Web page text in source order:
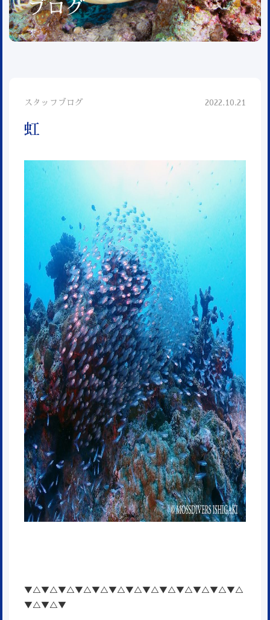
ブログ
スタッフブログ 2022.10.21
虹
▼△▼△▼△▼△▼△▼△▼△▼△▼△▼△▼△▼△▼△
▼△▼△▼